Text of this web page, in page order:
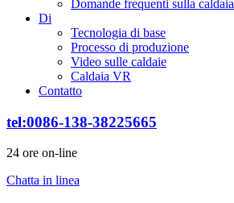
Domande frequenti sulla caldaia
Di
Tecnologia di base
Processo di produzione
Video sulle caldaie
Caldaia VR
Contatto
tel:0086-138-38225665
24 ore on-line
Chatta in linea